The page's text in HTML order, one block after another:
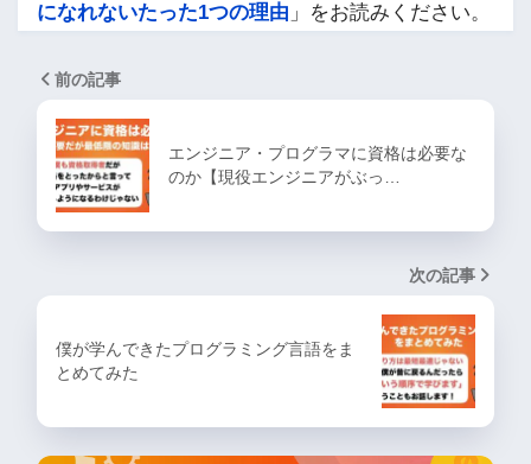
になれないたった1つの理由 」をお読みください。
前の記事
エンジニア・プログラマに資格は必要な
のか【現役エンジニアがぶっ…
次の記事
僕が学んできたプログラミング言語をま
とめてみた